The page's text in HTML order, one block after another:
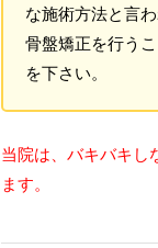
な施術方法と言
骨盤矯正を行う
を下さい。
当院は、バキバキし
ます。